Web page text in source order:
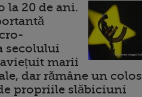
la 20 de ani.
secolului
marii
dar rămâne un colos
propriile slăbiciuni